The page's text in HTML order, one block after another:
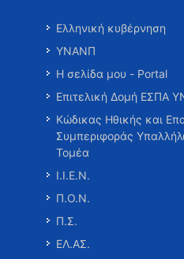
Ελληνική κυβέρνηση
ΥΝΑΝΠ
Η σελίδα μου - Portal
Επιτελική Δομή ΕΣΠΑ
Κώδικας Ηθικής και
Συμπεριφοράς
Τομέα
Ι.Ι.Ε.Ν.
Π.Ο.Ν.
Π.Σ.
ΕΛ.ΑΣ.